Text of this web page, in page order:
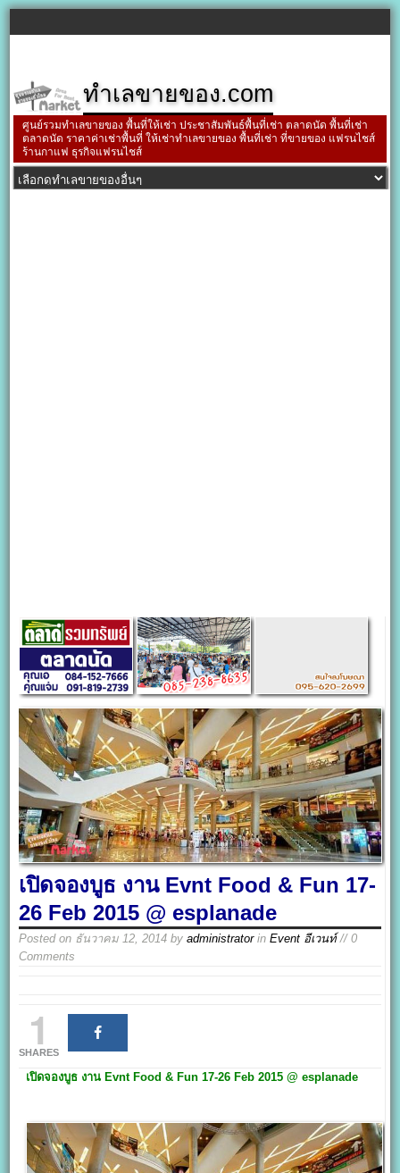
ทำเลขายของ.com
ศูนย์รวมทำเลขายของ พื้นที่ให้เช่า ประชาสัมพันธ์พื้นที่เช่า ตลาดนัด พื้นที่เช่า
ตลาดนัด ราคาค่าเช่าพื้นที่ ให้เช่าทำเลขายของ พื้นที่เช่า ที่ขายของ แฟรนไชส์
ร้านกาแฟ ธุรกิจแฟรนไชส์
เปิดจองบูธ งาน Evnt Food & Fun 17-
26 Feb 2015 @ esplanade
Posted on ธันวาคม 12, 2014 byadministratorinEvent อีเวนท์// 0
Comments
1
SHARES
เปิดจองบูธ งาน Evnt Food & Fun 17-26 Feb 2015 @ esplanade